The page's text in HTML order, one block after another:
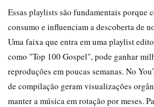
Essas playlists são fundamentais porque
consumo e influenciam a descoberta de
Uma faixa que entra em uma playlist
como "Top 100 Gospel", pode ganhar
reproduções em poucas semanas. No
de compilação geram visualizações
manter a música em rotação por meses.